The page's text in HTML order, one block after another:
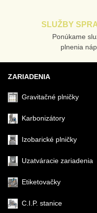
SLUŽBY
Ponúkame
plnenia
ZARIADENIA
Gravitačné plničky
Karbonizátory
Izobarické plničky
Uzatváracie zariadenia
Etiketovačky
C.I.P. stanice